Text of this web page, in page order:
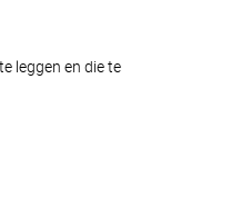
leggen en die te